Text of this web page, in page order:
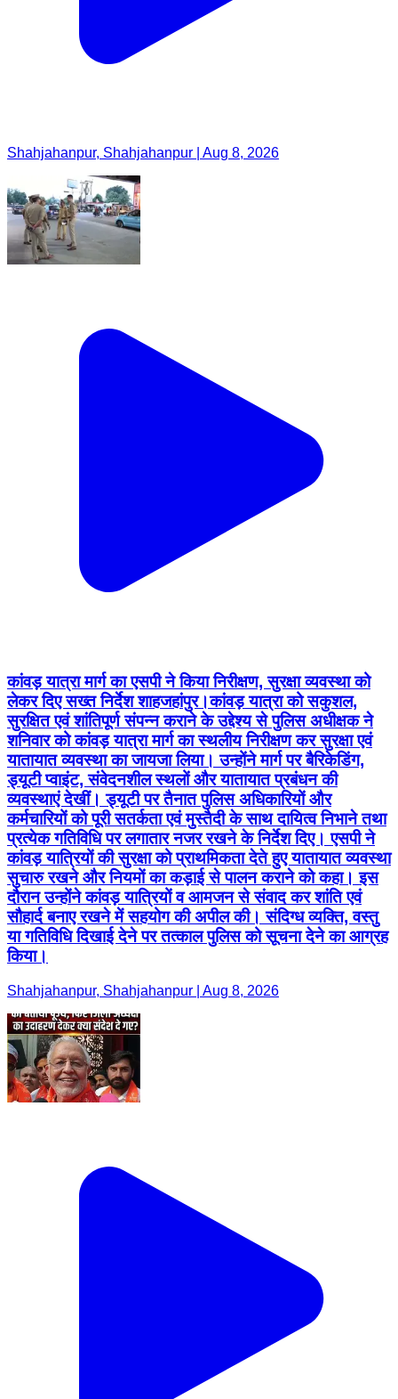
Shahjahanpur, Shahjahanpur | Aug 8, 2026
कांवड़ यात्रा मार्ग का एसपी ने किया निरीक्षण, सुरक्षा व्यवस्था को
लेकर दिए सख्त निर्देश शाहजहांपुर।कांवड़ यात्रा को सकुशल,
सुरक्षित एवं शांतिपूर्ण संपन्न कराने के उद्देश्य से पुलिस अधीक्षक ने
शनिवार को कांवड़ यात्रा मार्ग का स्थलीय निरीक्षण कर सुरक्षा एवं
यातायात व्यवस्था का जायजा लिया। उन्होंने मार्ग पर बैरिकेडिंग,
ड्यूटी प्वाइंट, संवेदनशील स्थलों और यातायात प्रबंधन की
व्यवस्थाएं देखीं। ड्यूटी पर तैनात पुलिस अधिकारियों और
कर्मचारियों को पूरी सतर्कता एवं मुस्तैदी के साथ दायित्व निभाने तथा
प्रत्येक गतिविधि पर लगातार नजर रखने के निर्देश दिए। एसपी ने
कांवड़ यात्रियों की सुरक्षा को प्राथमिकता देते हुए यातायात व्यवस्था
सुचारु रखने और नियमों का कड़ाई से पालन कराने को कहा। इस
दौरान उन्होंने कांवड़ यात्रियों व आमजन से संवाद कर शांति एवं
सौहार्द बनाए रखने में सहयोग की अपील की। संदिग्ध व्यक्ति, वस्तु
या गतिविधि दिखाई देने पर तत्काल पुलिस को सूचना देने का आग्रह
किया।
Shahjahanpur, Shahjahanpur | Aug 8, 2026